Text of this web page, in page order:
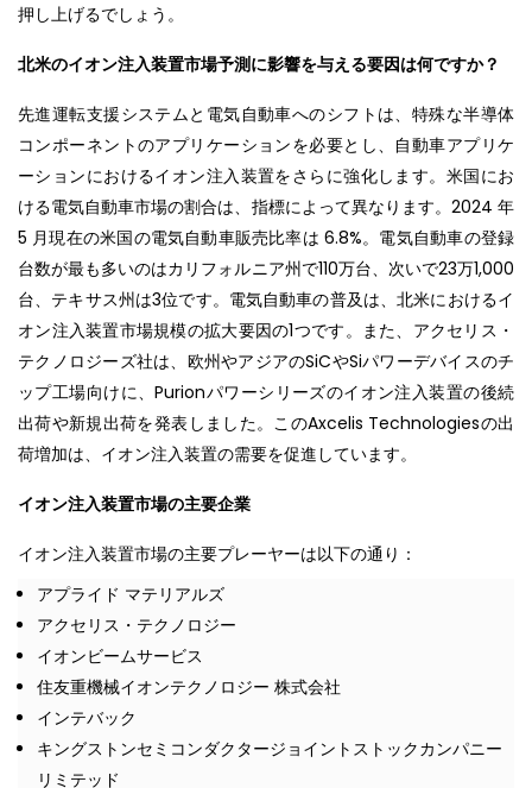
押し上げるでしょう。
北米のイオン注入装置市場予測に影響を与える要因は何ですか？
先進運転支援システムと電気自動車へのシフトは、特殊な半導体
コンポーネントのアプリケーションを必要とし、自動車アプリケ
ーションにおけるイオン注入装置をさらに強化します。米国にお
ける電気自動車市場の割合は、指標によって異なります。2024 年
5 月現在の米国の電気自動車販売比率は 6.8%。電気自動車の登録
台数が最も多いのはカリフォルニア州で110万台、次いで23万1,000
台、テキサス州は3位です。電気自動車の普及は、北米におけるイ
オン注入装置市場規模の拡大要因の1つです。また、アクセリス・
テクノロジーズ社は、欧州やアジアのSiCやSiパワーデバイスのチ
ップ工場向けに、Purionパワーシリーズのイオン注入装置の後続
出荷や新規出荷を発表しました。このAxcelis Technologiesの出
荷増加は、イオン注入装置の需要を促進しています。
イオン注入装置市場の主要企業
イオン注入装置市場の主要プレーヤーは以下の通り：
アプライド マテリアルズ
アクセリス・テクノロジー
イオンビームサービス
住友重機械イオンテクノロジー 株式会社
インテバック
キングストンセミコンダクタージョイントストックカンパニー
リミテッド